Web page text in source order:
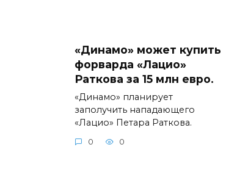
«Динамо» может купить
форварда «Лацио»
Раткова за 15 млн евро.
«Динамо» планирует
заполучить нападающего
«Лацио» Петара Раткова.
0 0